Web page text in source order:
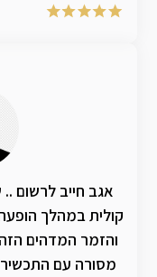
פעם מחדש .. אין
ושוב תודה
אגב חייב לרשום
קולית במהלך
והזמר המדהים
מסורה עם